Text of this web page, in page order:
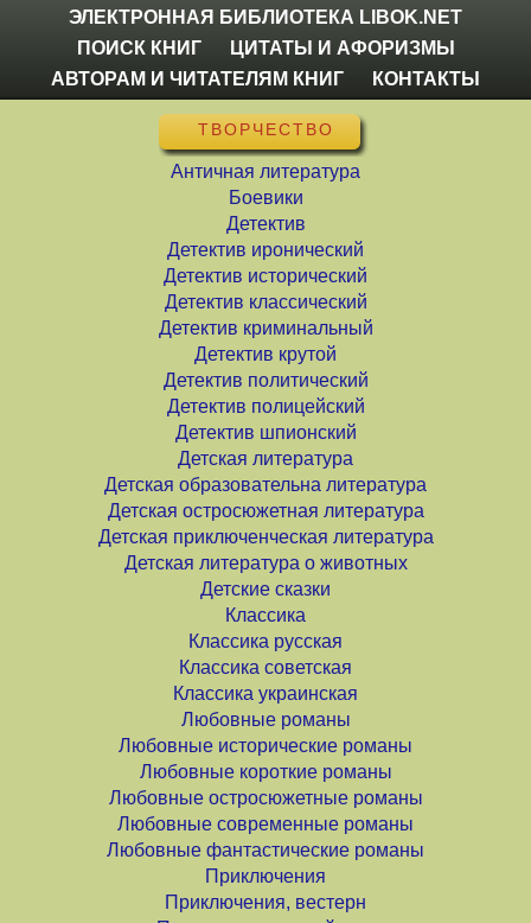
ЭЛЕКТРОННАЯ БИБЛИОТЕКА LIBOK.NET
ПОИСК КНИГ
ЦИТАТЫ И АФОРИЗМЫ
АВТОРАМ И ЧИТАТЕЛЯМ КНИГ
КОНТАКТЫ
ТВОРЧЕСТВО
Античная литература
Боевики
Детектив
Детектив иронический
Детектив исторический
Детектив классический
Детектив криминальный
Детектив крутой
Детектив политический
Детектив полицейский
Детектив шпионский
Детская литература
Детская образовательна литература
Детская остросюжетная литература
Детская приключенческая литература
Детская литература о животных
Детские сказки
Классика
Классика русская
Классика советская
Классика украинская
Любовные романы
Любовные исторические романы
Любовные короткие романы
Любовные остросюжетные романы
Любовные современные романы
Любовные фантастические романы
Приключения
Приключения, вестерн